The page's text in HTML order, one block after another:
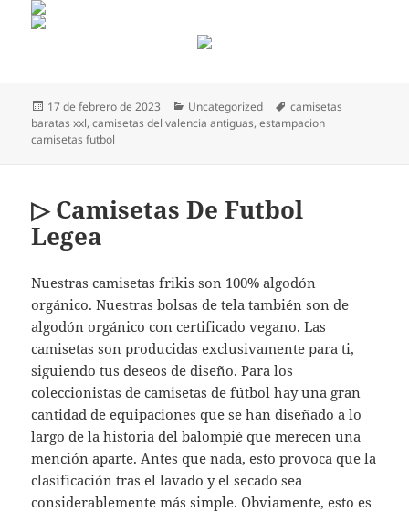
Publicado
el
17 de febrero de 2023 Categorías
Uncategorized Etiquetas
camisetas
baratas xxl,camisetas del valencia antiguas,estampacion
camisetas futbol
▷ Camisetas De Futbol
Legea
Nuestras camisetas frikis son 100% algodón
orgánico. Nuestras bolsas de tela también son de
algodón orgánico con certificado vegano. Las
camisetas son producidas exclusivamente para ti,
siguiendo tus deseos de diseño. Para los
coleccionistas de camisetas de fútbol hay una gran
cantidad de equipaciones que se han diseñado a lo
largo de la historia del balompié que merecen una
mención aparte. Antes que nada, esto provoca que la
clasificación tras el lavado y el secado sea
considerablemente más simple. Obviamente, esto es